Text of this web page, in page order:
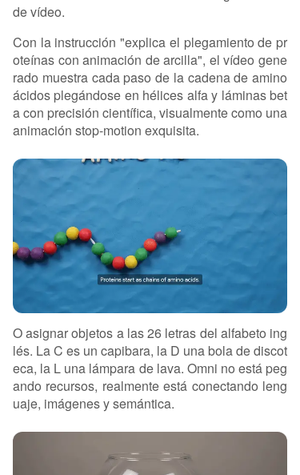
de vídeo.
Con la instrucción "explica el plegamiento de pr
oteínas con animación de arcilla", el vídeo gene
rado muestra cada paso de la cadena de amino
ácidos plegándose en hélices alfa y láminas bet
a con precisión científica, visualmente como una
animación stop-motion exquisita.
O asignar objetos a las 26 letras del alfabeto ing
lés. La C es un capibara, la D una bola de discot
eca, la L una lámpara de lava. Omni no está peg
ando recursos, realmente está conectando leng
uaje, imágenes y semántica.